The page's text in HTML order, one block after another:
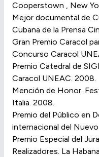
Cooperstown , New
Mejor documental de
Cubana de la Prensa
Gran Premio Caracol
Concurso Caracol
Premio Catedral de
Caracol UNEAC. 2008.
Mención de Honor.
Italia. 2008.
Premio del Público en
internacional del
Premio Especial del
Realizadores. La